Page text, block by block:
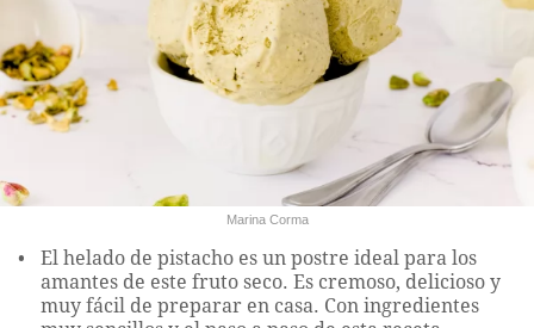
Marina Corma
El helado de pistacho es un postre ideal para los
amantes de este fruto seco. Es cremoso, delicioso y
muy fácil de preparar en casa. Con ingredientes